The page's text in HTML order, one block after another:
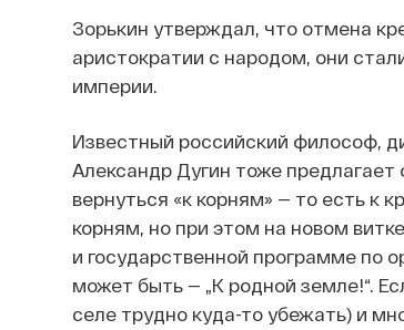
Зорькин утверждал, что отмена
аристократии с народом, они
империи.
Известный российский философ,
Александр Дугин тоже
вернуться «к корням» — то есть к
корням, но при этом на новом
и государственной программе по
может быть — „К родной земле!“.
селе трудно куда-то убежать) и